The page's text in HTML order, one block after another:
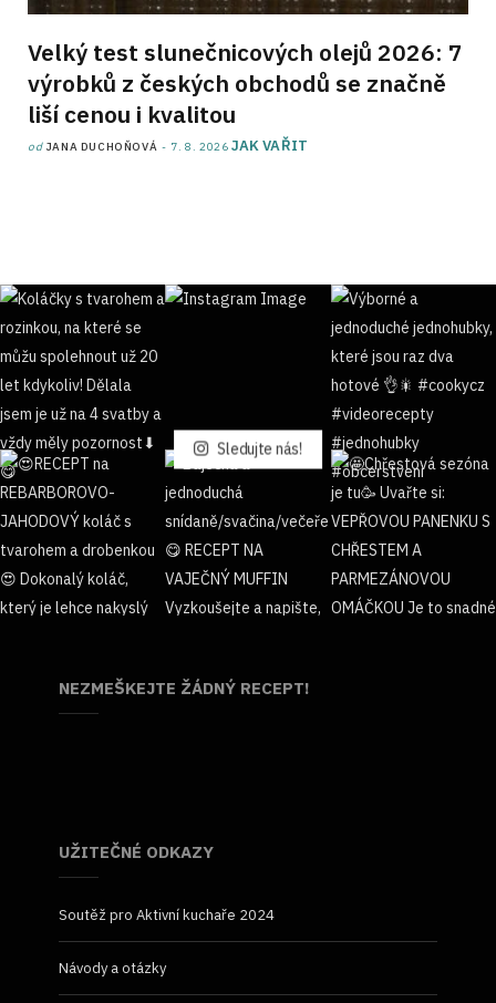
Velký test slunečnicových olejů 2026: 7
výrobků z českých obchodů se značně
liší cenou i kvalitou
od JANA DUCHOŇOVÁ 7. 8. 2026 JAK VAŘIT
Sledujte nás!
NEZMEŠKEJTE ŽÁDNÝ RECEPT!
UŽITEČNÉ ODKAZY
Soutěž pro Aktivní kuchaře 2024
Návody a otázky